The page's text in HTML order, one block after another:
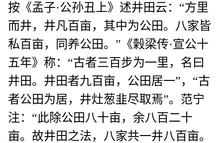
按《孟子·公孙丑上》述井田云：“方里
而井，井凡百亩，其中为公田。八家皆
私百亩，同养公田。”《榖梁传·宣公十
五年》称：“古者三百步为一里，名曰
井田。井田者九百亩，公田居一”，“古
者公田为居，井灶葱韭尽取焉”。范宁
注：“此除公田八十亩，余八百二十
亩。故井田之法，八家共一井八百亩。